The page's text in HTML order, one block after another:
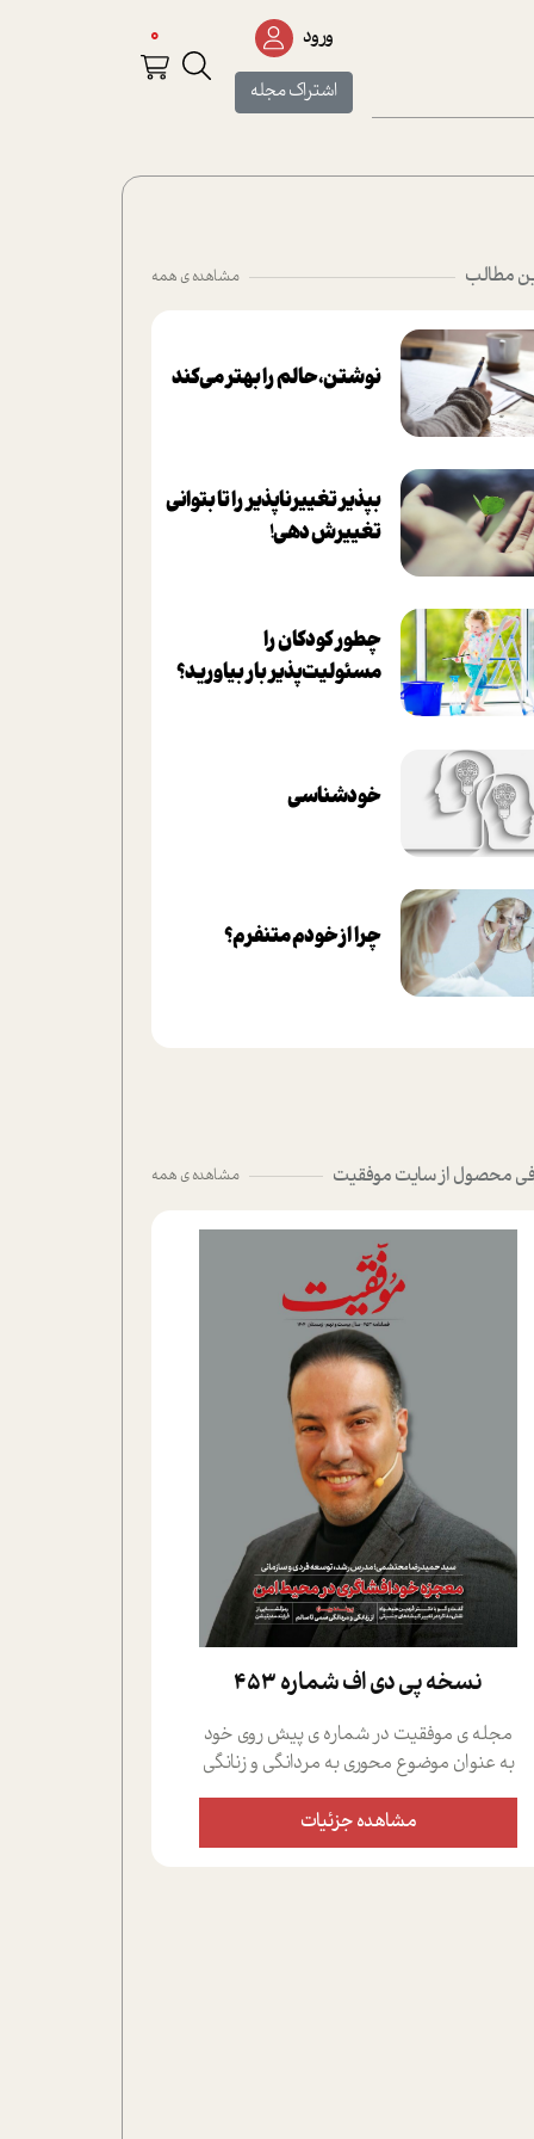
ورود
اشتراک مجله
0
مطالب مشاهده ی همه
نوشتن، حالم را بهتر می‌کند
بپذير تغييرناپذير را تا بتواني
تغييرش دهي!‏
چطور کودکان را
مسئولیت‌پذیر بار بیاورید؟
خودشناسی
چرا از خودم متنفرم؟
محصول از سایت موفقیت مشاهده ی همه
نسخه پي دي اف شماره 453
مجله ی موفقیت در شماره ی پیش روی خود
به عنوان موضوع محوری به مردانگی و زنانگی
سمی پرداخته است؛ علاوه بر این که؛ گفت و
گویی اختصاصی داشته ایم با فردین علیخواه،
جامعه شناس در بخش های مختلف تلاش
مشاهده جزئیات